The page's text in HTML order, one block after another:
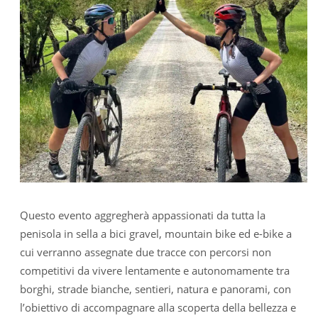
Questo evento aggregherà appassionati da tutta la
penisola in sella a bici gravel, mountain bike ed e-bike a
cui verranno assegnate due tracce con percorsi non
competitivi da vivere lentamente e autonomamente tra
borghi, strade bianche, sentieri, natura e panorami, con
l’obiettivo di accompagnare alla scoperta della bellezza e